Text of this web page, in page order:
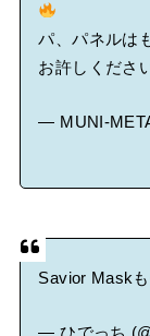
パ、パネルは
お許しくださ
— MUNI-
Savior Mask